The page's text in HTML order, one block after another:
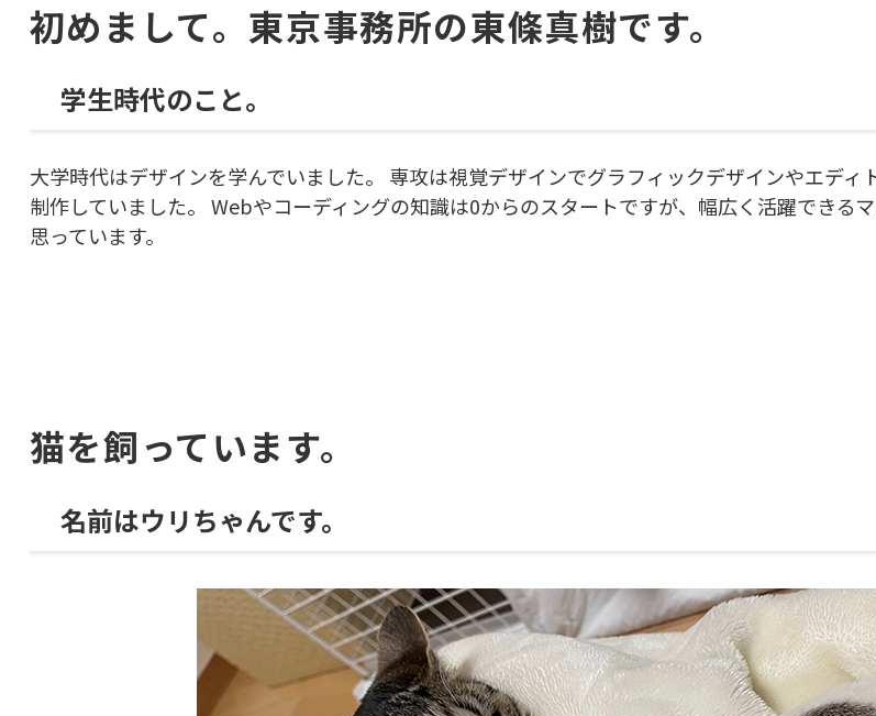
初めまして。東京事務所の東條真樹です。
学生時代のこと。
大学時代はデザインを学んでいました。 専攻は視覚デザインでグラフィックデザインやエディ
制作していました。 Webやコーディングの知識は0からのスタートですが、幅広く活躍できる
思っています。
猫を飼っています。
名前はウリちゃんです。